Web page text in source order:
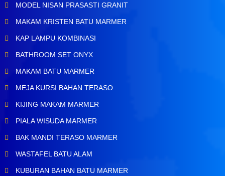
MODEL NISAN PRASASTI GRANIT
MAKAM KRISTEN BATU MARMER
KAP LAMPU KOMBINASI
BATHROOM SET ONYX
MAKAM BATU MARMER
MEJA KURSI BAHAN TERASO
KIJING MAKAM MARMER
PIALA WISUDA MARMER
BAK MANDI TERASO MARMER
WASTAFEL BATU ALAM
KUBURAN BAHAN BATU MARMER